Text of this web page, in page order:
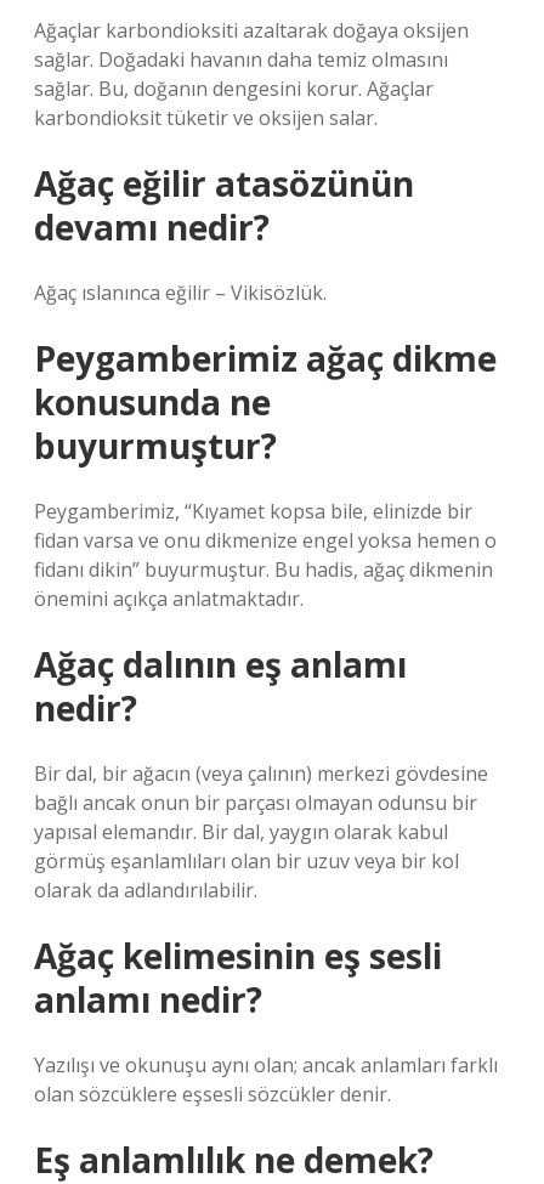
Ağaçlar karbondioksiti azaltarak doğaya oksijen
sağlar. Doğadaki havanın daha temiz olmasını
sağlar. Bu, doğanın dengesini korur. Ağaçlar
karbondioksit tüketir ve oksijen salar.
Ağaç eğilir atasözünün
devamı nedir?
Ağaç ıslanınca eğilir – Vikisözlük.
Peygamberimiz ağaç dikme
konusunda ne
buyurmuştur?
Peygamberimiz, “Kıyamet kopsa bile, elinizde bir
fidan varsa ve onu dikmenize engel yoksa hemen o
fidanı dikin” buyurmuştur. Bu hadis, ağaç dikmenin
önemini açıkça anlatmaktadır.
Ağaç dalının eş anlamı
nedir?
Bir dal, bir ağacın (veya çalının) merkezi gövdesine
bağlı ancak onun bir parçası olmayan odunsu bir
yapısal elemandır. Bir dal, yaygın olarak kabul
görmüş eşanlamlıları olan bir uzuv veya bir kol
olarak da adlandırılabilir.
Ağaç kelimesinin eş sesli
anlamı nedir?
Yazılışı ve okunuşu aynı olan; ancak anlamları farklı
olan sözcüklere eşsesli sözcükler denir.
Eş anlamlılık ne demek?